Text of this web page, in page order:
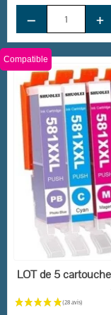
− +
Compatible
LOT de 5